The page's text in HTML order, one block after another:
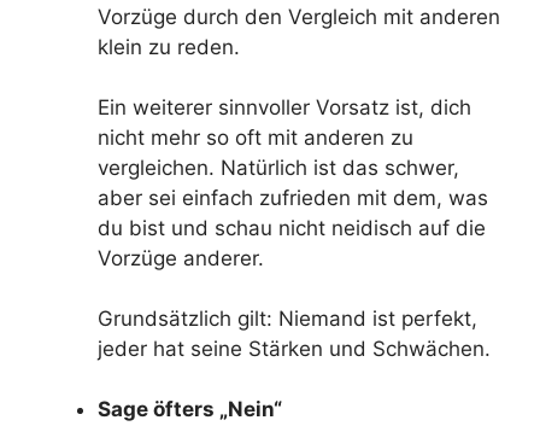
Vorzüge durch den Vergleich mit anderen
klein zu reden.
Ein weiterer sinnvoller Vorsatz ist, dich
nicht mehr so oft mit anderen zu
vergleichen. Natürlich ist das schwer,
aber sei einfach zufrieden mit dem, was
du bist und schau nicht neidisch auf die
Vorzüge anderer.
Grundsätzlich gilt: Niemand ist perfekt,
jeder hat seine Stärken und Schwächen.
Sage öfters „Nein“